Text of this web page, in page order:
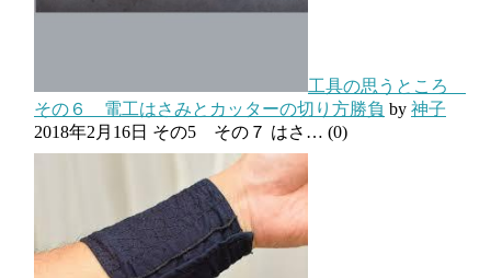
工具の思うところ
その６ 電工はさみとカッターの切り方勝負 by 神子
2018年2月16日 その5 その７ はさ… (0)